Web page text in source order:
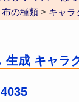
の種類 > キャラ
成 キャラ